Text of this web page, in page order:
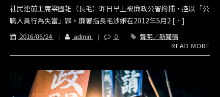
社民連前主席梁國雄（長毛）昨日早上被廉政公署拘捕，控以「公
職人員行為失當」罪。廉署指長毛涉嫌在2012年5月2 […]
2016/06/24 admin 0
聲明／新聞稿
READ MORE